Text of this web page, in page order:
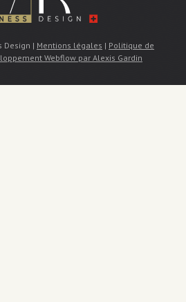
Design | Mentions légales | Politique de
Webflow par Alexis Gardin